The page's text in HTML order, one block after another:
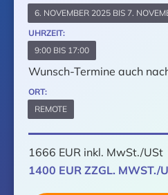
6. NOVEMBER 2025 BIS 7.
UHRZEIT:
9:00 BIS 17:00
Wunsch-Termine auch
ORT:
REMOTE
1666 EUR inkl. MwSt./USt
1400 EUR ZZGL. MWST./